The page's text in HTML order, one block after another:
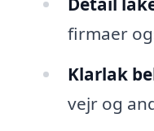
firmaer
Klarlak
vejr og